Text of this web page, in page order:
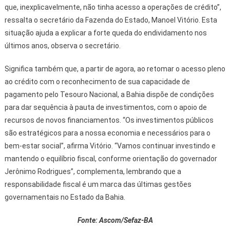
que, inexplicavelmente, não tinha acesso a operações de crédito”,
ressalta o secretário da Fazenda do Estado, Manoel Vitório. Esta
situação ajuda a explicar a forte queda do endividamento nos
últimos anos, observa o secretário.
Significa também que, a partir de agora, ao retomar o acesso pleno
ao crédito com o reconhecimento de sua capacidade de
pagamento pelo Tesouro Nacional, a Bahia dispõe de condições
para dar sequência à pauta de investimentos, com o apoio de
recursos de novos financiamentos. “Os investimentos públicos
são estratégicos para a nossa economia e necessários para o
bem-estar social”, afirma Vitório. “Vamos continuar investindo e
mantendo o equilíbrio fiscal, conforme orientação do governador
Jerônimo Rodrigues”, complementa, lembrando que a
responsabilidade fiscal é um marca das últimas gestões
governamentais no Estado da Bahia.
Fonte: Ascom/Sefaz-BA